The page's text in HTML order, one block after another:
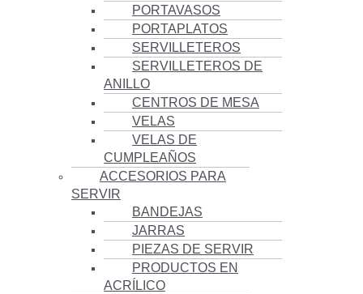
PORTAVASOS
PORTAPLATOS
SERVILLETEROS
SERVILLETEROS DE
ANILLO
CENTROS DE MESA
VELAS
VELAS DE
CUMPLEAÑOS
ACCESORIOS PARA
SERVIR
BANDEJAS
JARRAS
PIEZAS DE SERVIR
PRODUCTOS EN
ACRÍLICO